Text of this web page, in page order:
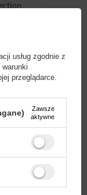
Protection
usług zgodnie z
warunki
przeglądarce.
Zawsze
aktywne